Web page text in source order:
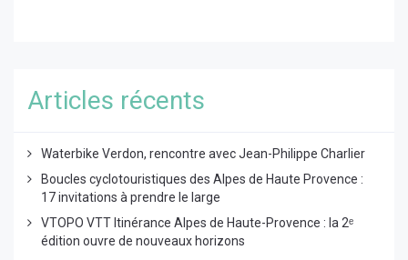
Articles récents
Waterbike Verdon, rencontre avec Jean-Philippe Charlier
Boucles cyclotouristiques des Alpes de Haute Provence :
17 invitations à prendre le large
VTOPO VTT Itinérance Alpes de Haute-Provence : la 2ᵉ
édition ouvre de nouveaux horizons